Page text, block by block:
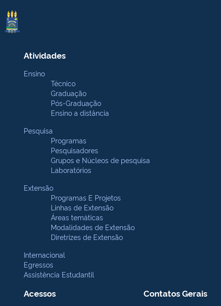
Atividades
Ensino
Técnico
Graduação
Pós-Graduação
Ensino a distância
Pesquisa
Programas
Pesquisadores
Grupos e Núcleos de pesquisa
Laboratórios
Extensão
Programas E Projetos
Linhas de Extensão
Áreas temáticas
Modalidades de Extensão
Diretrizes de Extensão
Internacional
Egressos
Assistência Estudantil
Acessos Contatos Gerais